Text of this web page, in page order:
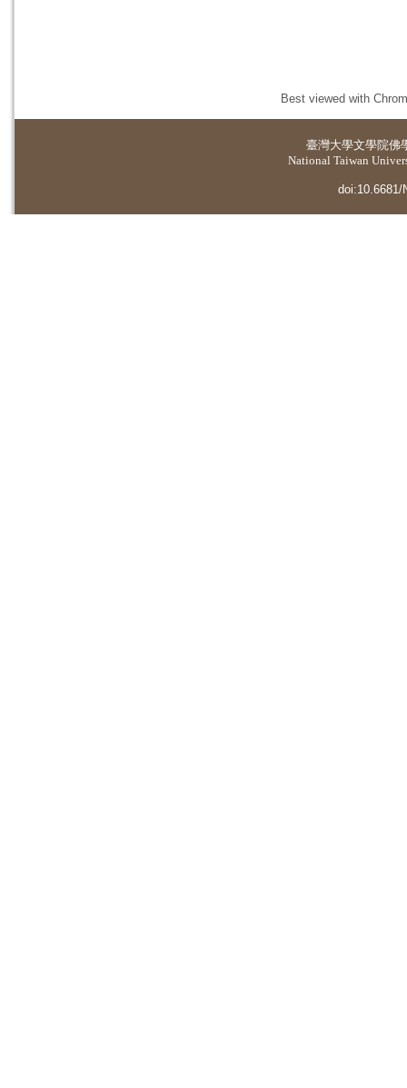
Best viewed with
臺灣大學文學院佛
National Taiwan
doi:10.6681/